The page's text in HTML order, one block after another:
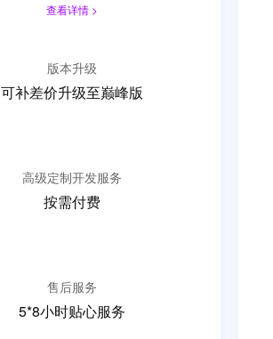
查看详情 >
版本升级
可补差价升级至巅峰版
高级定制开发服务
按需付费
售后服务
5*8小时贴心服务